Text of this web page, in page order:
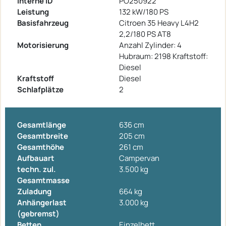
Leistung
132 kW/180 PS
Basisfahrzeug
Citroen 35 Heavy L4H2
2,2/180 PS AT8
Motorisierung
Anzahl Zylinder: 4
Hubraum: 2198 Kraftstoff:
Diesel
Kraftstoff
Diesel
Schlafplätze
2
Gesamtlänge
636 cm
Gesamtbreite
205 cm
Gesamthöhe
261 cm
Aufbauart
Campervan
techn. zul.
Gesamtmasse
3.500 kg
Zuladung
664 kg
Anhängerlast
(gebremst)
3.000 kg